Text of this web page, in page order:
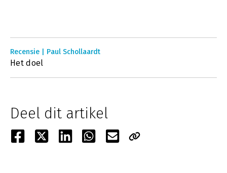
Recensie | Paul Schollaardt
Het doel
Deel dit artikel